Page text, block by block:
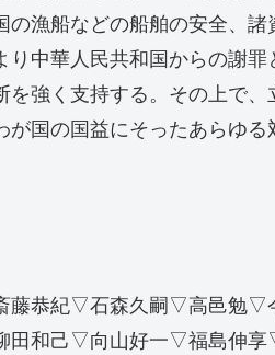
漁船などの船舶の安全、
中華人民共和国からの謝罪
を強く支持する。その上で
国の国益にそったあらゆ
恭紀▽石森久嗣▽高邑勉
田和己▽向山好一▽福島伸